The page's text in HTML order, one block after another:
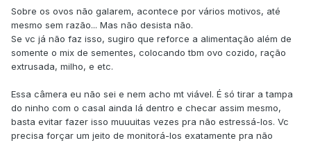
Sobre os ovos não galarem, acontece por vários motivos, até
mesmo sem razão... Mas não desista não.
Se vc já não faz isso, sugiro que reforce a alimentação além de
somente o mix de sementes, colocando tbm ovo cozido, ração
extrusada, milho, e etc.
Essa câmera eu não sei e nem acho mt viável. É só tirar a tampa
do ninho com o casal ainda lá dentro e checar assim mesmo,
basta evitar fazer isso muuuitas vezes pra não estressá-los. Vc
precisa forçar um jeito de monitorá-los exatamente pra não